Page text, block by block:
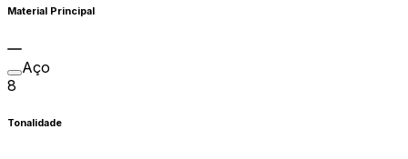
Material Principal
Aço
8
Tonalidade